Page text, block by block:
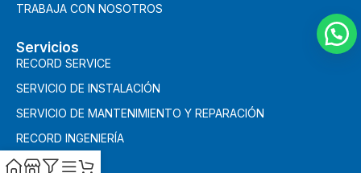
TRABAJA CON NOSOTROS
Servicios
RECORD SERVICE
SERVICIO DE INSTALACIÓN
SERVICIO DE MANTENIMIENTO Y REPARACIÓN
RECORD INGENIERÍA